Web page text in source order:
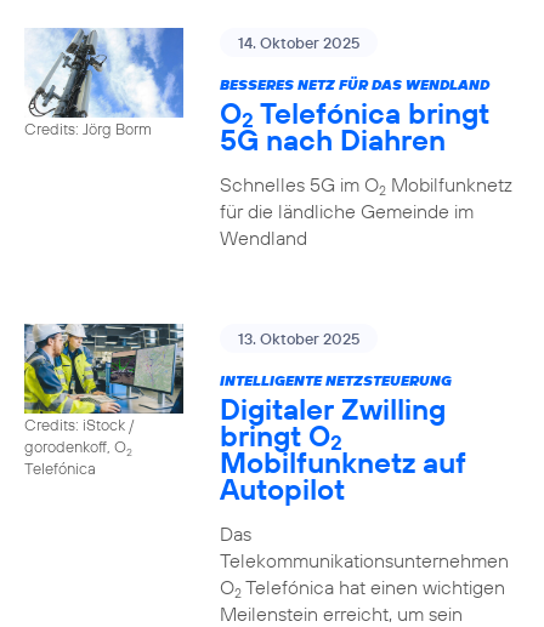
Credits: Jörg Borm
14. Oktober 2025
BESSERES NETZ FÜR DAS WENDLAND
O2 Telefónica bringt
5G nach Diahren
Schnelles 5G im O2Mobilfunknetz
für die ländliche Gemeinde im
Wendland
Credits: iStock /
gorodenkoff, O2
Telefónica
13. Oktober 2025
INTELLIGENTE NETZSTEUERUNG
Digitaler Zwilling
bringt O2
Mobilfunknetz auf
Autopilot
Das
Telekommunikationsunternehmen
O2Telefónica hat einen wichtigen
Meilenstein erreicht, um sein